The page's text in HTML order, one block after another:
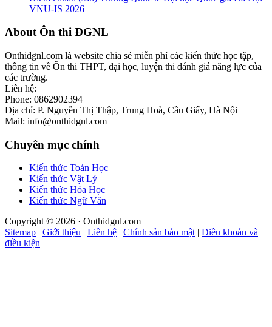
VNU-IS 2026
Footer
About Ôn thi ĐGNL
Onthidgnl.com là website chia sẻ miễn phí các kiến thức học tập,
thông tin về Ôn thi THPT, đại học, luyện thi đánh giá năng lực của
các trường.
Liên hệ:
Phone: 0862902394
Địa chỉ: P. Nguyễn Thị Thập, Trung Hoà, Cầu Giấy, Hà Nội
Mail: info@onthidgnl.com
Chuyên mục chính
Kiến thức Toán Học
Kiến thức Vật Lý
Kiến thức Hóa Học
Kiến thức Ngữ Văn
Copyright © 2026 · Onthidgnl.com
Sitemap | Giới thiệu | Liên hệ | Chính sản bảo mật| Điều khoản và
điều kiện